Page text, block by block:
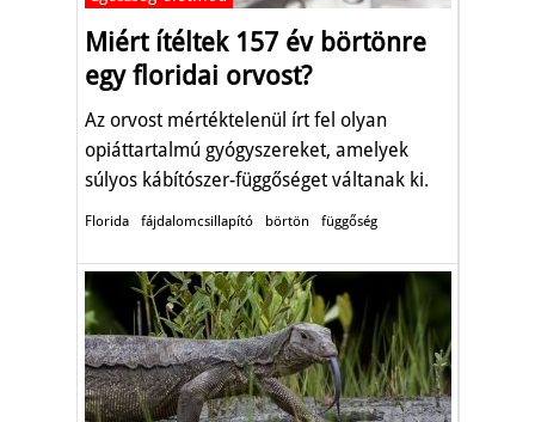
Miért ítéltek 157 év börtönre
egy floridai orvost?
Az orvost mértéktelenül írt fel olyan
opiáttartalmú gyógyszereket, amelyek
súlyos kábítószer-függőséget váltanak ki.
Florida fájdalomcsillapító börtön függőség